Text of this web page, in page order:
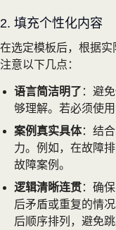
2. 填充个性化内容
在选定模板后，根据
注意以下几点：
语言简洁明了 ：避
够理解。若必须使
案例真实具体：结
力。例如，在故障
故障案例。
逻辑清晰连贯：确
后矛盾或重复的情
后顺序排列，避免跳